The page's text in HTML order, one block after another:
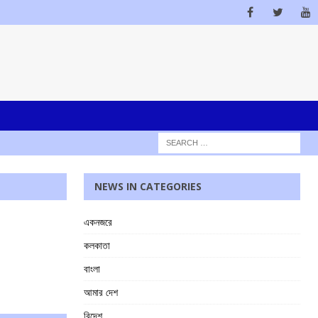
NEWS IN CATEGORIES
একনজরে
কলকাতা
বাংলা
আমার দেশ